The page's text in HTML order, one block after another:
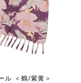
ル ＜鶴/紫黄＞